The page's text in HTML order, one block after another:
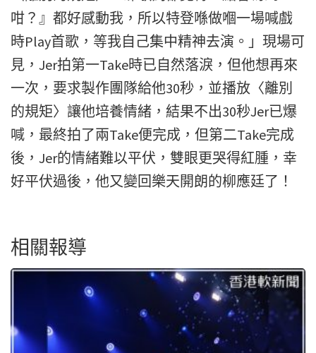
咁？』都好感動我 ，所以特登喺做嗰一場喊戲
時Play首歌，等我自己集中精神去演 。」現場可
見，Jer拍第一Take時已自然落淚， 但他想再來
一次，要求製作團隊給他30秒，並播放〈離別
的規矩〉 讓他培養情緒，結果不出30秒Jer已爆
喊，最終拍了兩Take便完成，但第二Take完成
後，Jer的情緒難以平伏， 雙眼更哭得紅腫，幸
好平伏過後，他又變回樂天開朗的柳應廷了！
相關報導